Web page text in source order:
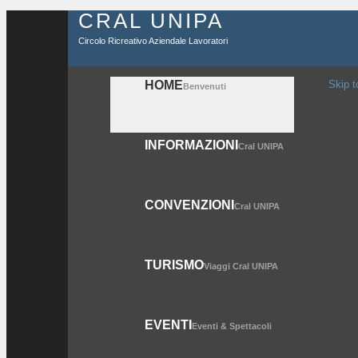
CRAL UNIPA
Circolo Ricreativo Aziendale Lavoratori
HOMEBenvenuti
INFORMAZIONICral UNIPA
CONVENZIONICral UNIPA
TURISMOViaggi Cral UNIPA
EVENTIEventi & Spettacoli
Skip